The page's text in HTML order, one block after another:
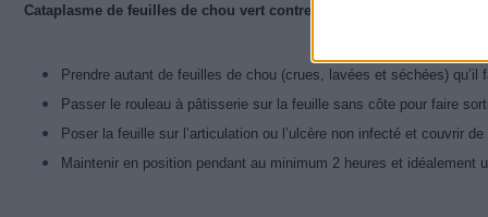
Cataplasme de feuilles de chou vert contre les rhumatismes ou les
Prendre autant de feuilles de chou (crues, lavées et séchées) qu’il
Passer le rouleau à pâtisserie sur la feuille sans côte pour faire
Poser la feuille sur l’articulation ou l’ulcère non infecté et couvrir
Maintenir en position pendant au minimum 2 heures et idéalement